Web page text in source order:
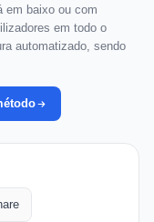
em baixo ou com
em todo o
automatizado, sendo